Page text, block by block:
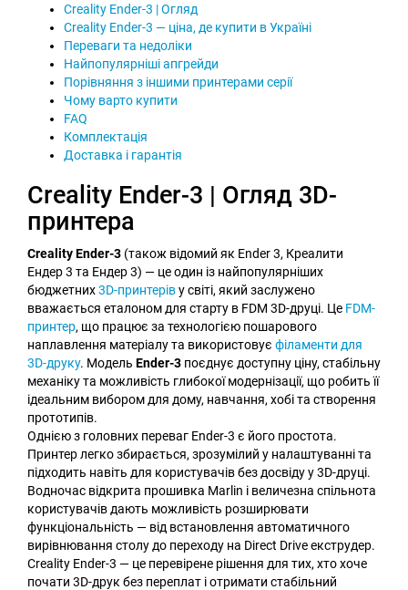
Creality Ender-3 | Огляд
Creality Ender-3 — ціна, де купити в Україні
Переваги та недоліки
Найпопулярніші апгрейди
Порівняння з іншими принтерами серії
Чому варто купити
FAQ
Комплектація
Доставка і гарантія
Creality Ender-3 | Огляд 3D-
принтера
Creality Ender-3 (також відомий як Ender 3, Креалити
Ендер 3 та Ендер 3) — це один із найпопулярніших
бюджетних3D-принтеріву світі, який заслужено
вважається еталоном для старту в FDM 3D-друці. Це FDM-
принтер, що працює за технологією пошарового
наплавлення матеріалу та використовує філаменти для
3D-друку. Модель Ender-3 поєднує доступну ціну, стабільну
механіку та можливість глибокої модернізації, що робить її
ідеальним вибором для дому, навчання, хобі та створення
прототипів.
Однією з головних переваг Ender-3 є його простота.
Принтер легко збирається, зрозумілий у налаштуванні та
підходить навіть для користувачів без досвіду у 3D-друці.
Водночас відкрита прошивка Marlin і величезна спільнота
користувачів дають можливість розширювати
функціональність — від встановлення автоматичного
вирівнювання столу до переходу на Direct Drive екструдер.
Creality Ender-3 — це перевірене рішення для тих, хто хоче
почати 3D-друк без переплат і отримати стабільний